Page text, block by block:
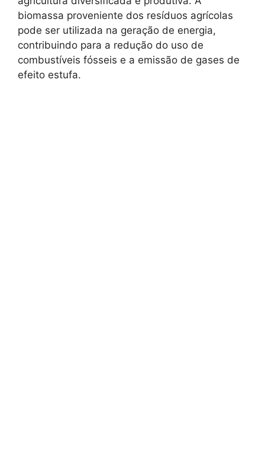
biomassa proveniente dos resíduos agrícolas
pode ser utilizada na geração de energia,
contribuindo para a redução do uso de
combustíveis fósseis e a emissão de gases de
efeito estufa.